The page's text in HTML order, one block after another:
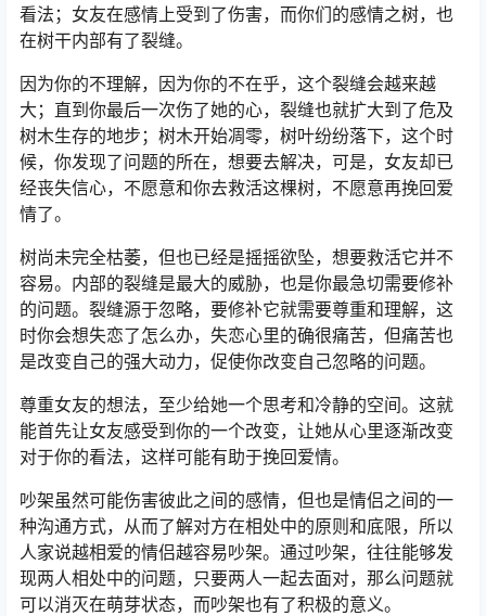
看法；女友在感情上受到了伤害，而你们的感情之树，也
在树干内部有了裂缝。
因为你的不理解，因为你的不在乎，这个裂缝会越来越
大；直到你最后一次伤了她的心，裂缝也就扩大到了危及
树木生存的地步；树木开始凋零，树叶纷纷落下，这个时
候，你发现了问题的所在，想要去解决，可是，女友却已
经丧失信心，不愿意和你去救活这棵树，不愿意再挽回爱
情了。
树尚未完全枯萎，但也已经是摇摇欲坠，想要救活它并不
容易。内部的裂缝是最大的威胁，也是你最急切需要修补
的问题。裂缝源于忽略，要修补它就需要尊重和理解，这
时你会想失恋了怎么办，失恋心里的确很痛苦，但痛苦也
是改变自己的强大动力，促使你改变自己忽略的问题。
尊重女友的想法，至少给她一个思考和冷静的空间。这就
能首先让女友感受到你的一个改变，让她从心里逐渐改变
对于你的看法，这样可能有助于挽回爱情。
吵架虽然可能伤害彼此之间的感情，但也是情侣之间的一
种沟通方式，从而了解对方在相处中的原则和底限，所以
人家说越相爱的情侣越容易吵架。通过吵架，往往能够发
现两人相处中的问题，只要两人一起去面对，那么问题就
可以消灭在萌芽状态，而吵架也有了积极的意义。